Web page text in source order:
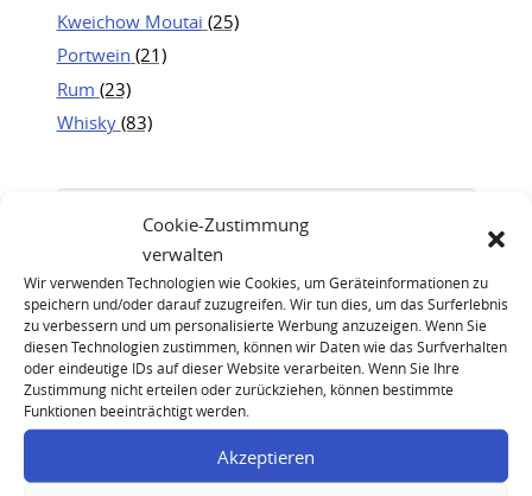
Cookie-Zustimmung
verwalten
Wir verwenden Technologien wie Cookies, um Geräteinformationen zu
speichern und/oder darauf zuzugreifen. Wir tun dies, um das Surferlebnis
zu verbessern und um personalisierte Werbung anzuzeigen. Wenn Sie
diesen Technologien zustimmen, können wir Daten wie das Surfverhalten
oder eindeutige IDs auf dieser Website verarbeiten. Wenn Sie Ihre
Zustimmung nicht erteilen oder zurückziehen, können bestimmte
Funktionen beeinträchtigt werden.
Akzeptieren
Kweichow Moutai (25)
Portwein (21)
Rum (23)
Whisky (83)